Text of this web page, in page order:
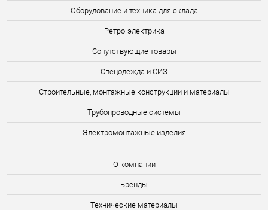
Оборудование и техника для склада
Ретро-электрика
Сопутствующие товары
Спецодежда и СИЗ
Строительные, монтажные конструкции и материалы
Трубопроводные системы
Электромонтажные изделия
О компании
Бренды
Технические материалы